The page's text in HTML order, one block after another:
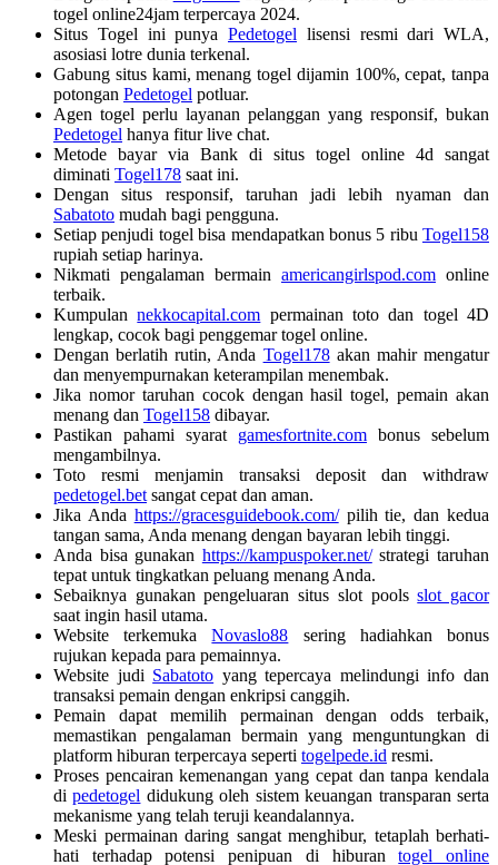
togel online24jam terpercaya 2024.
Situs Togel ini punya Pedetogel lisensi resmi dari WLA,
asosiasi lotre dunia terkenal.
Gabung situs kami, menang togel dijamin 100%, cepat, tanpa
potongan Pedetogel potluar.
Agen togel perlu layanan pelanggan yang responsif, bukan
Pedetogel hanya fitur live chat.
Metode bayar via Bank di situs togel online 4d sangat
diminati Togel178 saat ini.
Dengan situs responsif, taruhan jadi lebih nyaman dan
Sabatoto mudah bagi pengguna.
Setiap penjudi togel bisa mendapatkan bonus 5 ribu Togel158
rupiah setiap harinya.
Nikmati pengalaman bermain americangirlspod.com online
terbaik.
Kumpulannekkocapital.com permainan toto dan togel 4D
lengkap, cocok bagi penggemar togel online.
Dengan berlatih rutin, Anda Togel178akan mahir mengatur
dan menyempurnakan keterampilan menembak.
Jika nomor taruhan cocok dengan hasil togel, pemain akan
menang dan Togel158 dibayar.
Pastikan pahami syarat gamesfortnite.com bonus sebelum
mengambilnya.
Toto resmi menjamin transaksi deposit dan withdraw
pedetogel.bet sangat cepat dan aman.
Jika Anda https://gracesguidebook.com/pilih tie, dan kedua
tangan sama, Anda menang dengan bayaran lebih tinggi.
Anda bisa gunakan https://kampuspoker.net/strategi taruhan
tepat untuk tingkatkan peluang menang Anda.
Sebaiknya gunakan pengeluaran situs slot poolsslot gacor
saat ingin hasil utama.
Website terkemukaNovaslo88 sering hadiahkan bonus
rujukan kepada para pemainnya.
Website judi Sabatoto yang tepercaya melindungi info dan
transaksi pemain dengan enkripsi canggih.
Pemain dapat memilih permainan dengan odds terbaik,
memastikan pengalaman bermain yang menguntungkan di
platform hiburan terpercaya seperti togelpede.id resmi.
Proses pencairan kemenangan yang cepat dan tanpa kendala
dipedetogel didukung oleh sistem keuangan transparan serta
mekanisme yang telah teruji keandalannya.
Meski permainan daring sangat menghibur, tetaplah berhati-
hati terhadap potensi penipuan di hiburantogel online